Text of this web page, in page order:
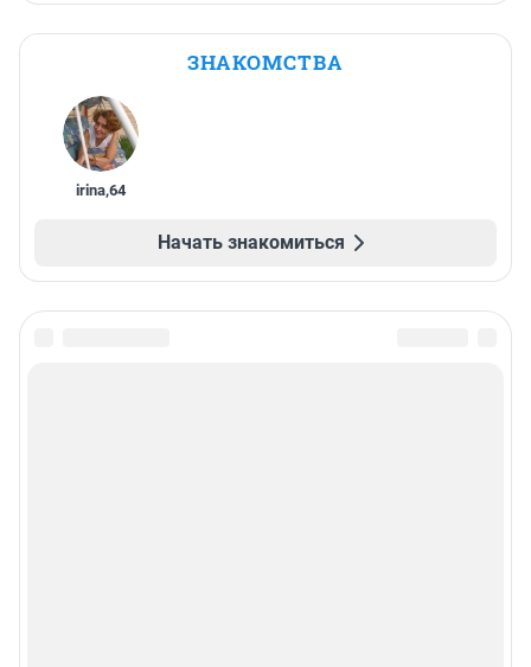
ЗНАКОМСТВА
irina,64
Начать знакомиться